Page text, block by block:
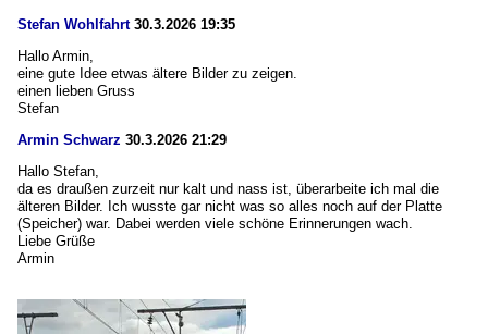
Stefan Wohlfahrt30.3.2026 19:35
Hallo Armin,
eine gute Idee etwas ältere Bilder zu zeigen.
einen lieben Gruss
Stefan
Armin Schwarz 30.3.2026 21:29
Hallo Stefan,
da es draußen zurzeit nur kalt und nass ist, überarbeite ich mal die
älteren Bilder. Ich wusste gar nicht was so alles noch auf der Platte
(Speicher) war. Dabei werden viele schöne Erinnerungen wach.
Liebe Grüße
Armin